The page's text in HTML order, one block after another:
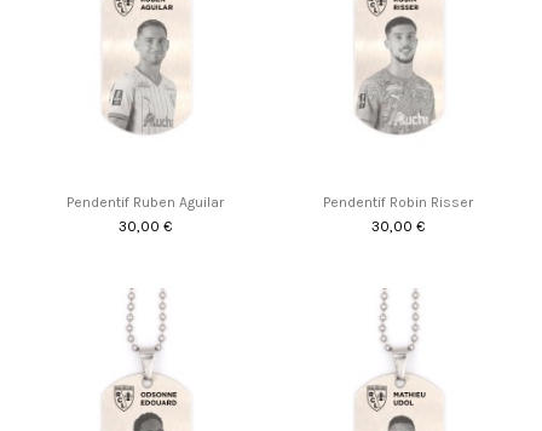
Pendentif Ruben Aguilar
30,00 €
Pendentif Robin Risser
30,00 €